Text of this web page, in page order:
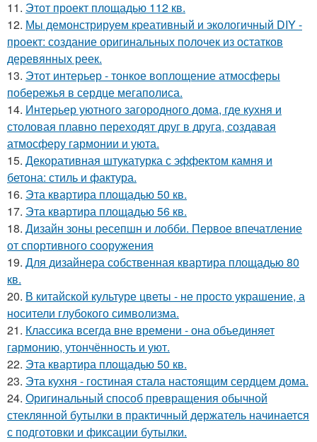
11. Этот проект площадью 112 кв.
12. Мы демонстрируем креативный и экологичный DIY -
проект: создание оригинальных полочек из остатков
деревянных реек.
13. Этот интерьер - тонкое воплощение атмосферы
побережья в сердце мегаполиса.
14. Интерьер уютного загородного дома, где кухня и
столовая плавно переходят друг в друга, создавая
атмосферу гармонии и уюта.
15. Декоративная штукатурка с эффектом камня и
бетона: стиль и фактура.
16. Эта квартира площадью 50 кв.
17. Эта квартира площадью 56 кв.
18. Дизайн зоны ресепшн и лобби. Первое впечатление
от спортивного сооружения
19. Для дизайнера собственная квартира площадью 80
кв.
20. В китайской культуре цветы - не просто украшение, а
носители глубокого символизма.
21. Классика всегда вне времени - она объединяет
гармонию, утончённость и уют.
22. Эта квартира площадью 50 кв.
23. Эта кухня - гостиная стала настоящим сердцем дома.
24. Оригинальный способ превращения обычной
стеклянной бутылки в практичный держатель начинается
с подготовки и фиксации бутылки.